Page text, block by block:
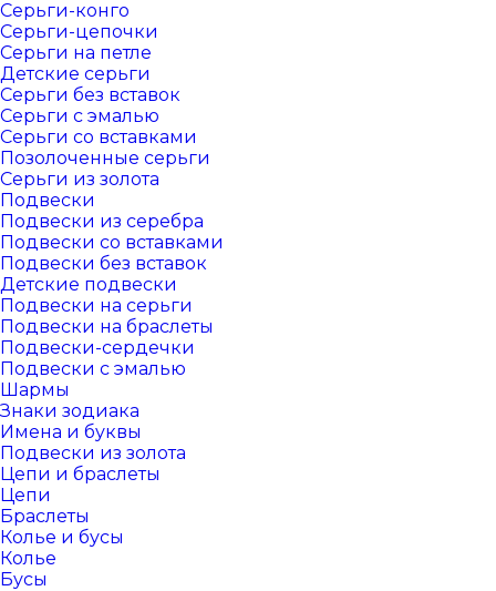
Серьги-конго
Серьги-цепочки
Серьги на петле
Детские серьги
Серьги без вставок
Серьги с эмалью
Серьги со вставками
Позолоченные серьги
Серьги из золота
Подвески
Подвески из серебра
Подвески со вставками
Подвески без вставок
Детские подвески
Подвески на серьги
Подвески на браслеты
Подвески-сердечки
Подвески с эмалью
Шармы
Знаки зодиака
Имена и буквы
Подвески из золота
Цепи и браслеты
Цепи
Браслеты
Колье и бусы
Колье
Бусы